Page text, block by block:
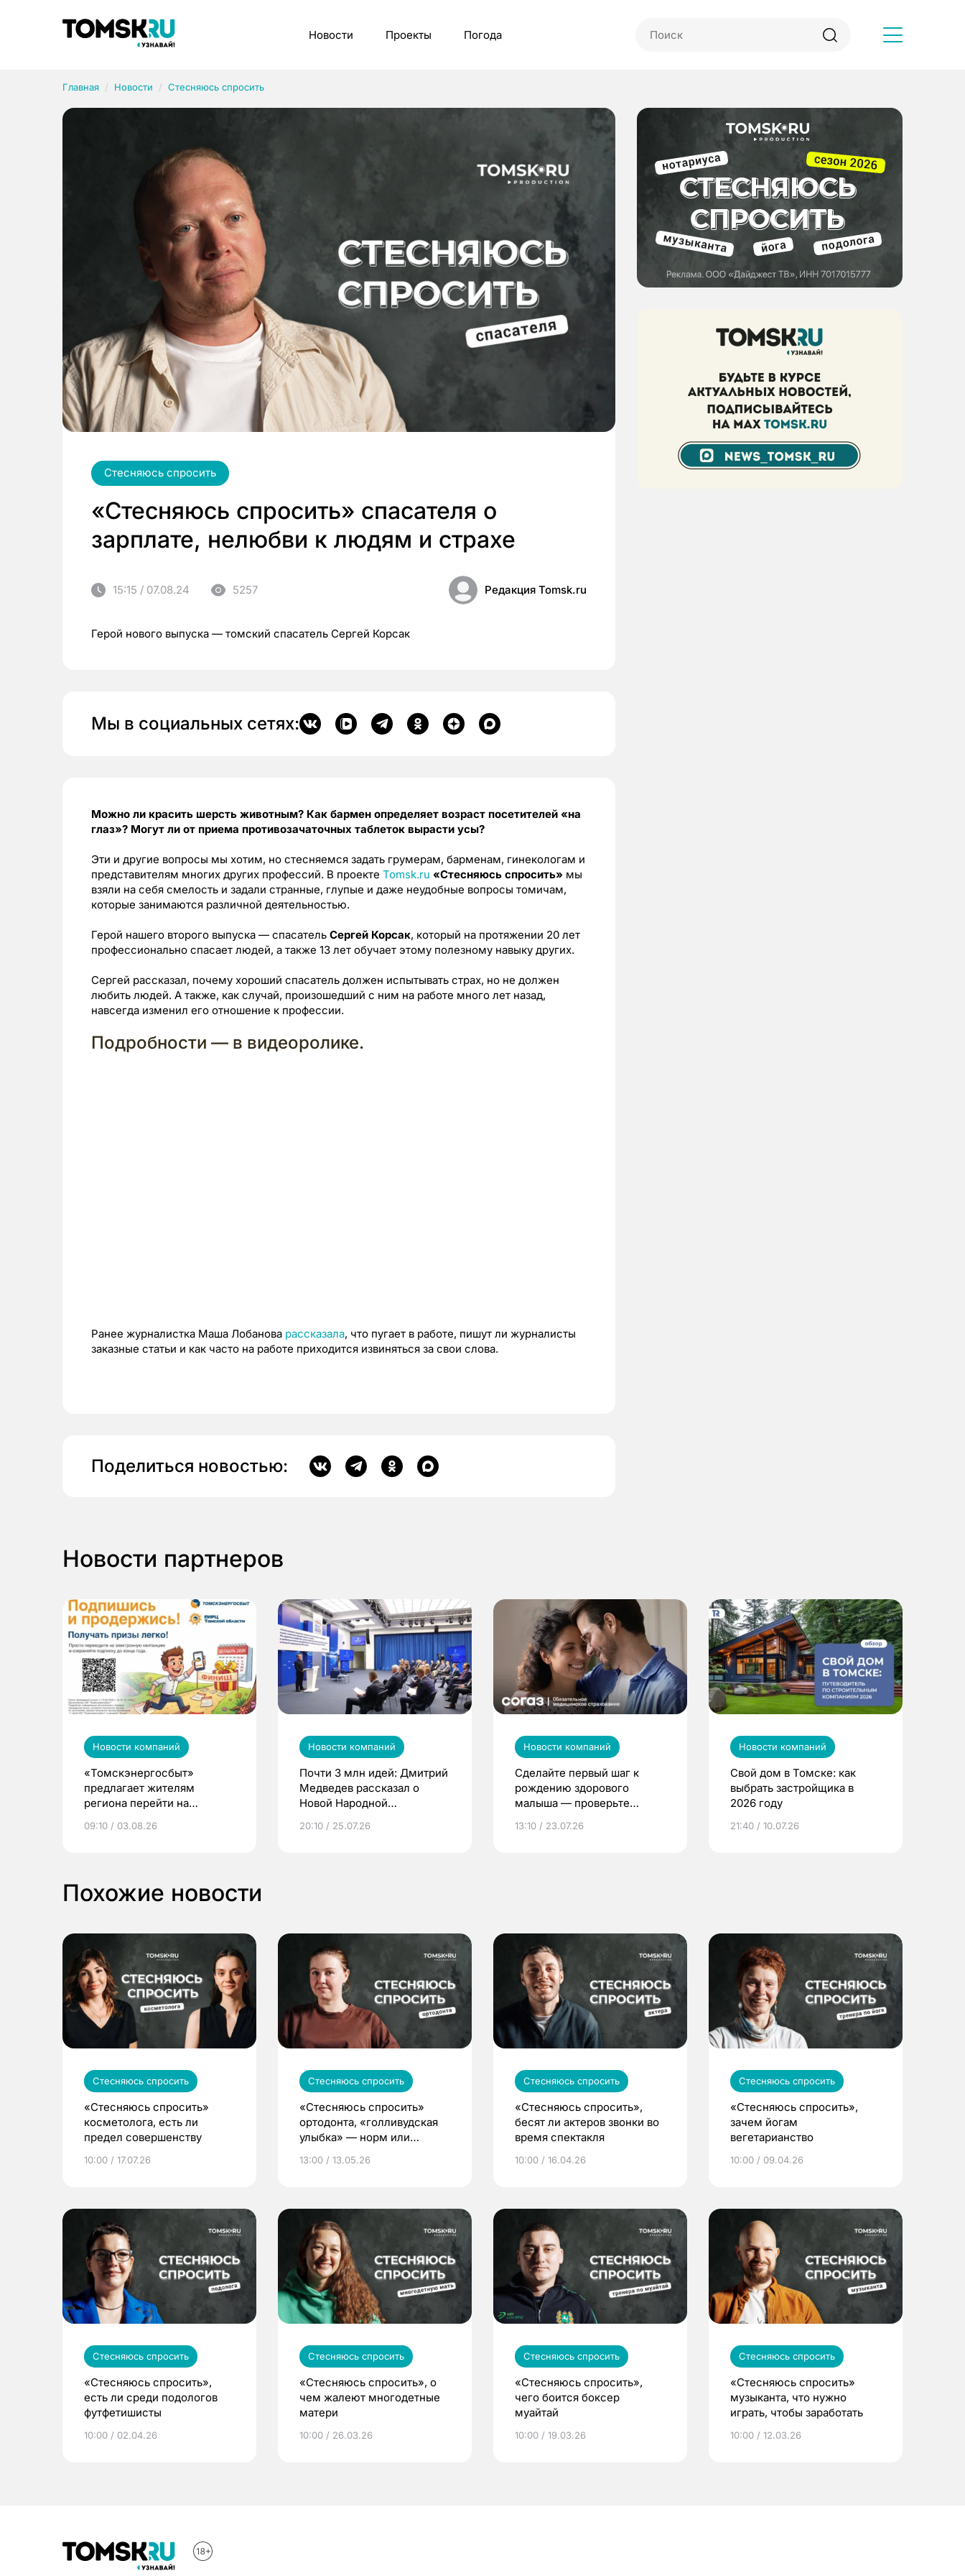
Новости Проекты Погода
Главная Новости Стесняюсь спросить
Стесняюсь спросить
«Стесняюсь спросить» спасателя о
зарплате, нелюбви к людям и страхе
15:15 / 07.08.24 5257 Редакция Tomsk.ru
Герой нового выпуска — томский спасатель Сергей Корсак
Мы в социальных сетях:
Можно ли красить шерсть животным? Как бармен определяет возраст посетителей «на
глаз»? Могут ли от приема противозачаточных таблеток вырасти усы?
Эти и другие вопросы мы хотим, но стесняемся задать грумерам, барменам, гинекологам и
представителям многих других профессий. В проекте Tomsk.ru «Стесняюсь спросить» мы
взяли на себя смелость и задали странные, глупые и даже неудобные вопросы томичам,
которые занимаются различной деятельностью.
Герой нашего второго выпуска — спасатель Сергей Корсак, который на протяжении 20 лет
профессионально спасает людей, а также 13 лет обучает этому полезному навыку других.
Сергей рассказал, почему хороший спасатель должен испытывать страх, но не должен
любить людей. А также, как случай, произошедший с ним на работе много лет назад,
навсегда изменил его отношение к профессии.
Подробности — в видеоролике.
Ранее журналистка Маша Лобанова рассказала, что пугает в работе, пишут ли журналисты
заказные статьи и как часто на работе приходится извиняться за свои слова.
Поделиться новостью:
Новости партнеров
Новости компаний
«Томскэнергосбыт»
предлагает жителям
региона перейти на
выиграть призы
09:10 / 03.08.26
Новости компаний
Почти 3 млн идей: Дмитрий
Медведев рассказал о
Новой Народной
20:10 / 25.07.26
Новости компаний
Сделайте первый шаг к
рождению здорового
малыша — проверьте
по ОМС!
13:10 / 23.07.26
Новости компаний
Свой дом в Томске: как
выбрать застройщика в
2026 году
21:40 / 10.07.26
Похожие новости
Стесняюсь спросить
«Стесняюсь спросить»
косметолога, есть ли
предел совершенству
10:00 / 17.07.26
Стесняюсь спросить
«Стесняюсь спросить»
ортодонта, «голливудская
улыбка» — норм или
13:00 / 13.05.26
Стесняюсь спросить
«Стесняюсь спросить»,
бесят ли актеров звонки во
время спектакля
10:00 / 16.04.26
Стесняюсь спросить
«Стесняюсь спросить»,
зачем йогам
вегетарианство
10:00 / 09.04.26
Стесняюсь спросить
«Стесняюсь спросить»,
есть ли среди подологов
футфетишисты
10:00 / 02.04.26
Стесняюсь спросить
«Стесняюсь спросить», о
чем жалеют многодетные
матери
10:00 / 26.03.26
Стесняюсь спросить
«Стесняюсь спросить»,
чего боится боксер
муайтай
10:00 / 19.03.26
Стесняюсь спросить
«Стесняюсь спросить»
музыканта, что нужно
играть, чтобы заработать
10:00 / 12.03.26
Рубрики